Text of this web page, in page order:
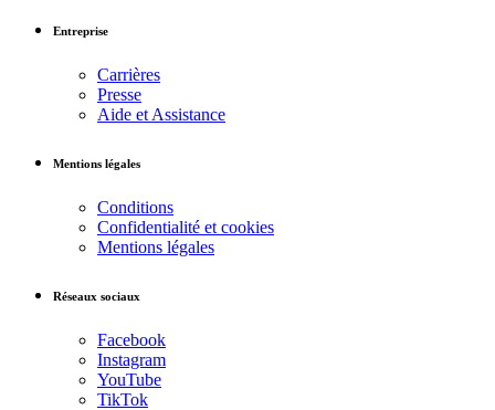
Entreprise
Carrières
Presse
Aide et Assistance
Mentions légales
Conditions
Confidentialité et cookies
Mentions légales
Réseaux sociaux
Facebook
Instagram
YouTube
TikTok